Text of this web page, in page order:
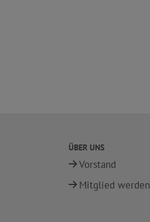
ÜBER UNS
Vorstand
Mitglied werden